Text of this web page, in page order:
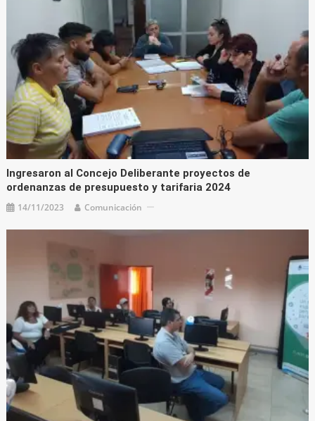
Ingresaron al Concejo Deliberante proyectos de
ordenanzas de presupuesto y tarifaria 2024
14/11/2023 Comunicación